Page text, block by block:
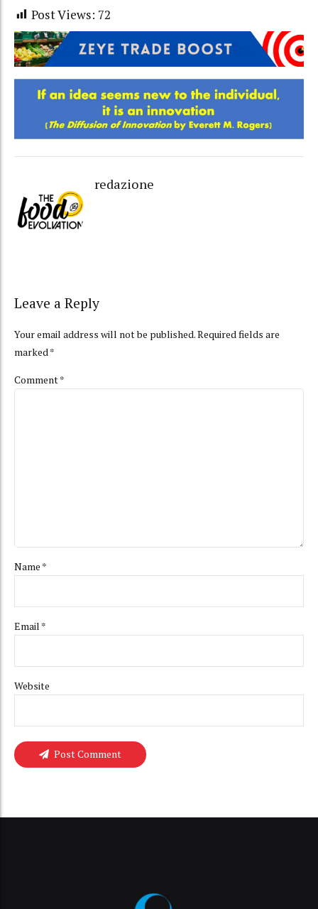
Post Views: 72
redazione
Leave a Reply
Your email address will not be published. Required fields are
marked *
Comment*
Name *
Email *
Website
Post Comment